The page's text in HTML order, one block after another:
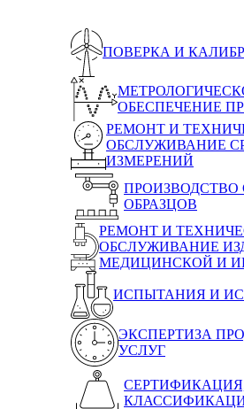
ПОВЕРКА И
ОБЕСПЕЧЕНИЕ
РЕМОНТ И
ОБСЛУЖИВАНИЕ
ИЗМЕРЕНИЙ
ОБРАЗЦОВ
РЕМОНТ И
ОБСЛУЖИВАНИЕ
МЕДИЦИНСКОЙ И
ИСПЫТАНИЯ И
ЭКСПЕРТИЗА
УСЛУГ